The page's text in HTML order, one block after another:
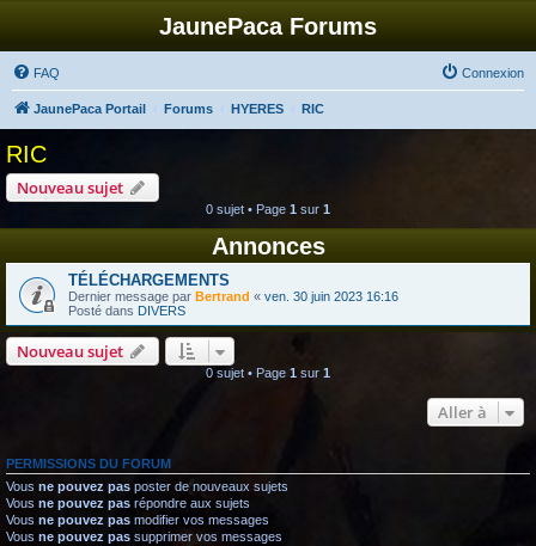
JaunePaca Forums
FAQ Connexion
JaunePaca Portail Forums HYERES RIC
RIC
Nouveau sujet
0 sujet • Page 1 sur 1
Annonces
TÉLÉCHARGEMENTS
Dernier message par Bertrand « ven. 30 juin 2023 16:16
Posté dans DIVERS
Nouveau sujet
0 sujet • Page 1 sur 1
Aller à
PERMISSIONS DU FORUM
Vous ne pouvez pas poster de nouveaux sujets
Vous ne pouvez pas répondre aux sujets
Vous ne pouvez pas modifier vos messages
Vous ne pouvez pas supprimer vos messages